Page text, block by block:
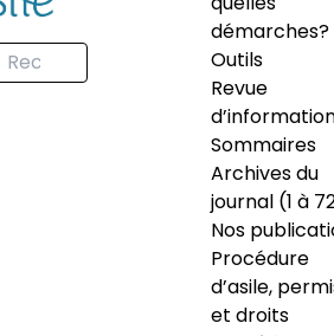
démarches?
Outils
Revue
Sommaires
Archives du
journal (1 à
Nos
Procédure
d’asile,
et droits